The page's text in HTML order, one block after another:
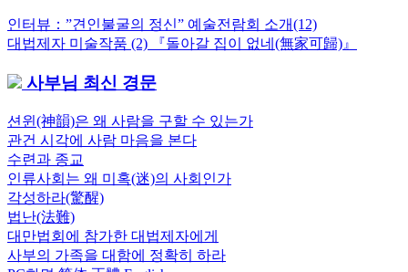
글
내
비
게
이
션
Previous
Post:
인터뷰：”견인불굴의 정신” 예술전람회 소개(12)
Next
대법제자 미술작품 (2) 『돌아갈 집이 없네(無家可歸)』
사부님 최신 경문
션윈(神韻)은 왜 사람을 구할 수 있는가
관건 시각에 사람 마음을 본다
수련과 종교
인류사회는 왜 미혹(迷)의 사회인가
각성하라(驚醒)
법난(法難)
대만법회에 참가한 대법제자에게
사부의 가족을 대함에 정확히 하라